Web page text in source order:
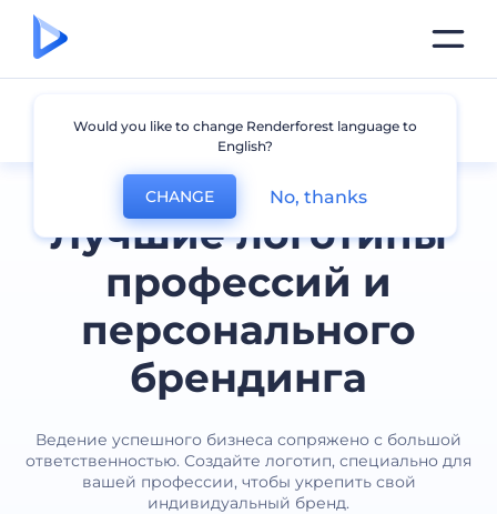
Лучшие логотипы
профессий и
персонального
брендинга
Ведение успешного бизнеса сопряжено с большой
ответственностью. Создайте логотип, специально для
вашей профессии, чтобы укрепить свой
индивидуальный бренд.
Профессия
Would you like to change Renderforest language to
English?
CHANGE No, thanks